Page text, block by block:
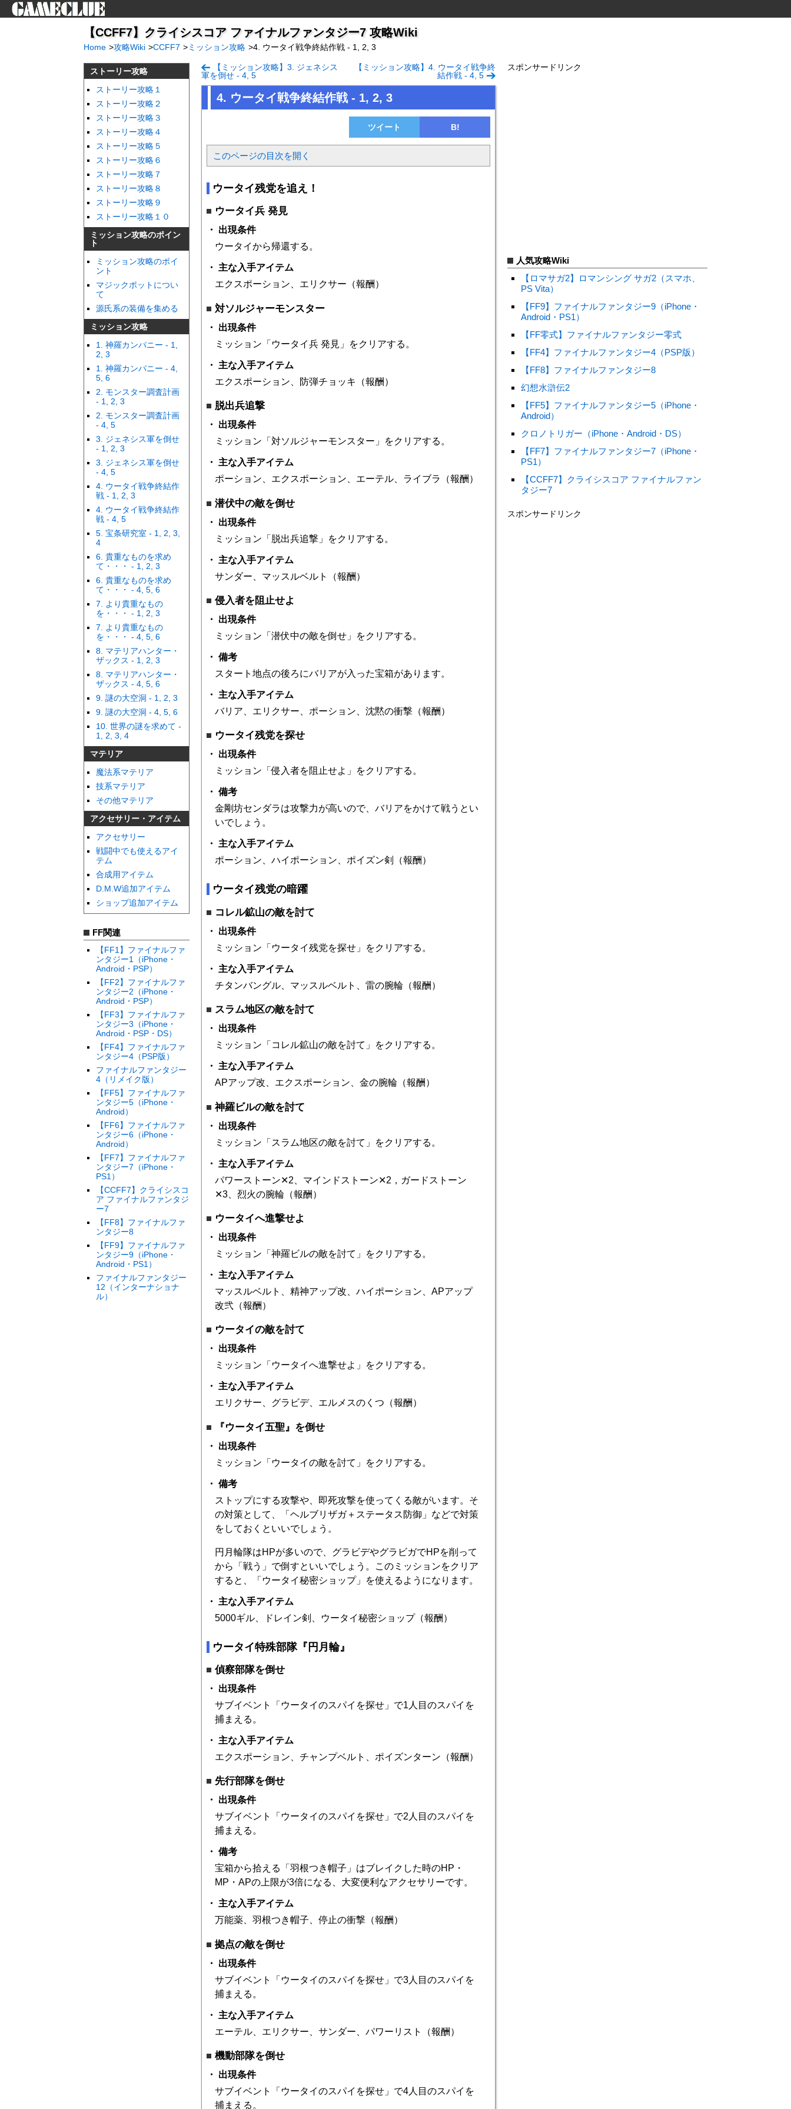
【CCFF7】クライシスコア ファイナルファンタジー7 攻略Wiki
Home >攻略Wiki >CCFF7 >ミッション攻略 >4. ウータイ戦争終結作戦 - 1, 2, 3
ストーリー攻略
ストーリー攻略１
ストーリー攻略２
ストーリー攻略３
ストーリー攻略４
ストーリー攻略５
ストーリー攻略６
ストーリー攻略７
ストーリー攻略８
ストーリー攻略９
ストーリー攻略１０
ミッション攻略のポイン
ト
ミッション攻略のポイ
ント
マジックポットについ
て
源氏系の装備を集める
ミッション攻略
1. 神羅カンパニー - 1,
2, 3
1. 神羅カンパニー - 4,
5, 6
2. モンスター調査計画
- 1, 2, 3
2. モンスター調査計画
- 4, 5
3. ジェネシス軍を倒せ
- 1, 2, 3
3. ジェネシス軍を倒せ
- 4, 5
4. ウータイ戦争終結作
戦 - 1, 2, 3
4. ウータイ戦争終結作
戦 - 4, 5
5. 宝条研究室 - 1, 2, 3,
4
6. 貴重なものを求め
て・・・ - 1, 2, 3
6. 貴重なものを求め
て・・・ - 4, 5, 6
7. より貴重なもの
を・・・ - 1, 2, 3
7. より貴重なもの
を・・・ - 4, 5, 6
8. マテリアハンター・
ザックス - 1, 2, 3
8. マテリアハンター・
ザックス - 4, 5, 6
9. 謎の大空洞 - 1, 2, 3
9. 謎の大空洞 - 4, 5, 6
10. 世界の謎を求めて -
1, 2, 3, 4
マテリア
魔法系マテリア
技系マテリア
その他マテリア
アクセサリー・アイテム
アクセサリー
戦闘中でも使えるアイ
テム
合成用アイテム
D.M.W追加アイテム
ショップ追加アイテム
FF関連
【FF1】ファイナルファ
ンタジー1（iPhone・
Android・PSP）
【FF2】ファイナルファ
ンタジー2（iPhone・
Android・PSP）
【FF3】ファイナルファ
ンタジー3（iPhone・
Android・PSP・DS）
【FF4】ファイナルファ
ンタジー4（PSP版）
ファイナルファンタジー
4（リメイク版）
【FF5】ファイナルファ
ンタジー5（iPhone・
Android）
【FF6】ファイナルファ
ンタジー6（iPhone・
Android）
【FF7】ファイナルファ
ンタジー7（iPhone・
PS1）
【CCFF7】クライシスコ
ア ファイナルファンタジ
ー7
【FF8】ファイナルファ
ンタジー8
【FF9】ファイナルファ
ンタジー9（iPhone・
Android・PS1）
ファイナルファンタジー
12（インターナショナ
ル）
【ミッション攻略】3. ジェネシス
軍を倒せ - 4, 5
【ミッション攻略】4. ウータイ戦争終
結作戦 - 4, 5
4. ウータイ戦争終結作戦 - 1, 2, 3
ツイート B!
このページの目次を開く
ウータイ残党を追え！
ウータイ兵 発見
出現条件
ウータイから帰還する。
主な入手アイテム
エクスポーション、エリクサー（報酬）
対ソルジャーモンスター
出現条件
ミッション「ウータイ兵 発見」をクリアする。
主な入手アイテム
エクスポーション、防弾チョッキ（報酬）
脱出兵追撃
出現条件
ミッション「対ソルジャーモンスター」をクリアする。
主な入手アイテム
ポーション、エクスポーション、エーテル、ライブラ（報酬）
潜伏中の敵を倒せ
出現条件
ミッション「脱出兵追撃」をクリアする。
主な入手アイテム
サンダー、マッスルベルト（報酬）
侵入者を阻止せよ
出現条件
ミッション「潜伏中の敵を倒せ」をクリアする。
備考
スタート地点の後ろにバリアが入った宝箱があります。
主な入手アイテム
バリア、エリクサー、ポーション、沈黙の衝撃（報酬）
ウータイ残党を探せ
出現条件
ミッション「侵入者を阻止せよ」をクリアする。
備考
金剛坊センダラは攻撃力が高いので、バリアをかけて戦うとい
いでしょう。
主な入手アイテム
ポーション、ハイポーション、ポイズン剣（報酬）
ウータイ残党の暗躍
コレル鉱山の敵を討て
出現条件
ミッション「ウータイ残党を探せ」をクリアする。
主な入手アイテム
チタンバングル、マッスルベルト、雷の腕輪（報酬）
スラム地区の敵を討て
出現条件
ミッション「コレル鉱山の敵を討て」をクリアする。
主な入手アイテム
APアップ改、エクスポーション、金の腕輪（報酬）
神羅ビルの敵を討て
出現条件
ミッション「スラム地区の敵を討て」をクリアする。
主な入手アイテム
パワーストーン✕2、マインドストーン✕2，ガードストーン
✕3、烈火の腕輪（報酬）
ウータイへ進撃せよ
出現条件
ミッション「神羅ビルの敵を討て」をクリアする。
主な入手アイテム
マッスルベルト、精神アップ改、ハイポーション、APアップ
改弐（報酬）
ウータイの敵を討て
出現条件
ミッション「ウータイへ進撃せよ」をクリアする。
主な入手アイテム
エリクサー、グラビデ、エルメスのくつ（報酬）
『ウータイ五聖』を倒せ
出現条件
ミッション「ウータイの敵を討て」をクリアする。
備考
ストップにする攻撃や、即死攻撃を使ってくる敵がいます。そ
の対策として、「ヘルブリザガ＋ステータス防御」などで対策
をしておくといいでしょう。
円月輪隊はHPが多いので、グラビデやグラビガでHPを削って
から「戦う」で倒すといいでしょう。このミッションをクリア
すると、「ウータイ秘密ショップ」を使えるようになります。
主な入手アイテム
5000ギル、ドレイン剣、ウータイ秘密ショップ（報酬）
ウータイ特殊部隊『円月輪』
偵察部隊を倒せ
出現条件
サブイベント「ウータイのスパイを探せ」で1人目のスパイを
捕まえる。
主な入手アイテム
エクスポーション、チャンプベルト、ポイズンターン（報酬）
先行部隊を倒せ
出現条件
サブイベント「ウータイのスパイを探せ」で2人目のスパイを
捕まえる。
備考
宝箱から拾える「羽根つき帽子」はブレイクした時のHP・
MP・APの上限が3倍になる、大変便利なアクセサリーです。
主な入手アイテム
万能薬、羽根つき帽子、停止の衝撃（報酬）
拠点の敵を倒せ
出現条件
サブイベント「ウータイのスパイを探せ」で3人目のスパイを
捕まえる。
主な入手アイテム
エーテル、エリクサー、サンダー、パワーリスト（報酬）
機動部隊を倒せ
出現条件
サブイベント「ウータイのスパイを探せ」で4人目のスパイを
捕まえる。
スポンサードリンク
人気攻略Wiki
【ロマサガ2】ロマンシング サガ2（スマホ、
PS Vita）
【FF9】ファイナルファンタジー9（iPhone・
Android・PS1）
【FF零式】ファイナルファンタジー零式
【FF4】ファイナルファンタジー4（PSP版）
【FF8】ファイナルファンタジー8
幻想水滸伝2
【FF5】ファイナルファンタジー5（iPhone・
Android）
クロノトリガー（iPhone・Android・DS）
【FF7】ファイナルファンタジー7（iPhone・
PS1）
【CCFF7】クライシスコア ファイナルファン
タジー7
スポンサードリンク